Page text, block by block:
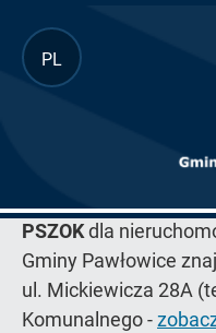
Przejdź
do
PL
PSZOK
PSZOKdla
Gminy Pawłowice
ul. Mickiewicza 28A
Komunalnego -